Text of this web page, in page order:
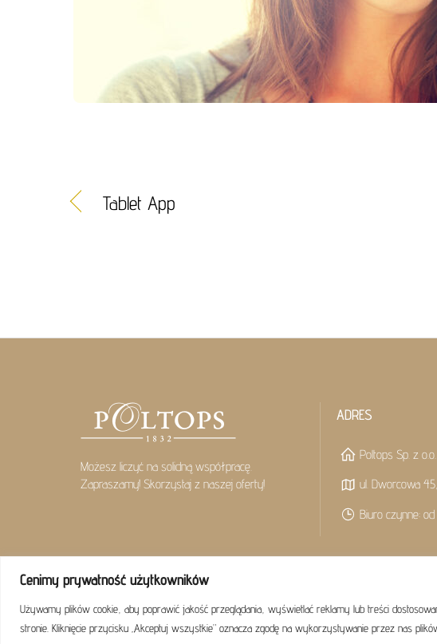
Cenimy prywatność użytkowników
Używamy plików cookie, aby poprawić jakość przeglądania, wyświetlać reklamy lub treści
stronie. Kliknięcie przycisku „Akceptuj wszystkie” oznacza zgodę na wykorzystywanie przez nas
Tablet App
Możesz liczyć na solidną współpracę.
Zapraszamy! Skorzystaj z naszej oferty!
ADRES
Poltops Sp. z o.o.
ul. Dworcowa
Biuro czynne: